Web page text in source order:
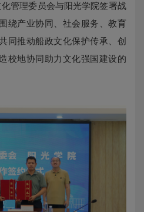
管理委员会与阳光学院签署战
绕产业协同、社会服务、教育
同推动船政文化保护传承、创
校地协同助力文化强国建设的